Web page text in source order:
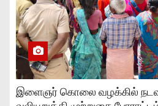
இளைஞர் கொலை வழக்கில்